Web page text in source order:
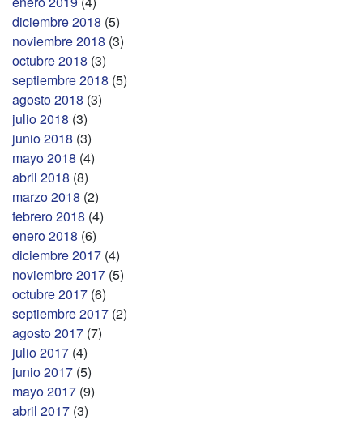
diciembre 2018 (5)
noviembre 2018 (3)
octubre 2018 (3)
septiembre 2018 (5)
agosto 2018 (3)
julio 2018 (3)
junio 2018 (3)
mayo 2018 (4)
abril 2018 (8)
marzo 2018 (2)
febrero 2018 (4)
enero 2018 (6)
diciembre 2017 (4)
noviembre 2017 (5)
octubre 2017 (6)
septiembre 2017 (2)
agosto 2017 (7)
julio 2017 (4)
junio 2017 (5)
mayo 2017 (9)
abril 2017 (3)